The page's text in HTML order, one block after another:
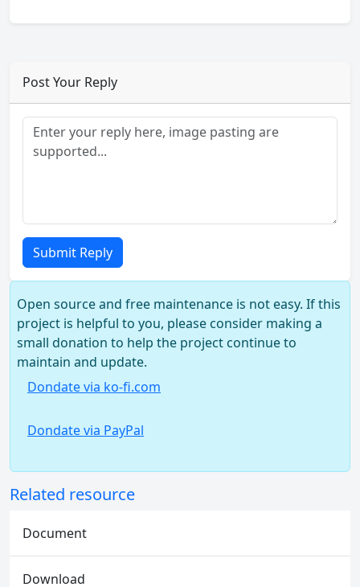
Post Your Reply
Submit Reply
Open source and free maintenance is not easy. If this
project is helpful to you, please consider making a
small donation to help the project continue to
maintain and update.
Dondate via ko-fi.com
Dondate via PayPal
Related resource
Document
Download